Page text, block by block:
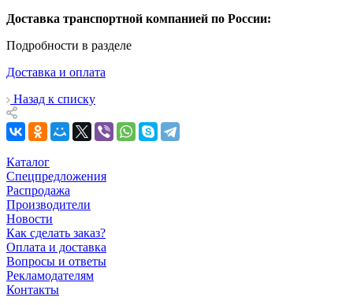
Доставка транспортной компанией по России:
Подробности в разделе
Доставка и оплата
Назад к списку
Каталог
Спецпредложения
Распродажа
Производители
Новости
Как сделать заказ?
Оплата и доставка
Вопросы и ответы
Рекламодателям
Контакты